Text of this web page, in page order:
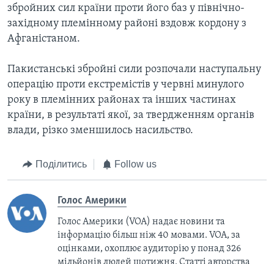
збройних сил країни проти його баз у північно-
західному племінному районі вздовж кордону з
Афганістаном.
Пакистанські збройні сили розпочали наступальну
операцію проти екстремістів у червні минулого
року в племінних районах та інших частинах
країни, в результаті якої, за твердженням органів
влади, різко зменшилось насильство.
Поділитись Follow us
Голос Америки
Голос Америки (VOA) надає новини та
інформацію більш ніж 40 мовами. VOA, за
оцінками, охоплює аудиторію у понад 326